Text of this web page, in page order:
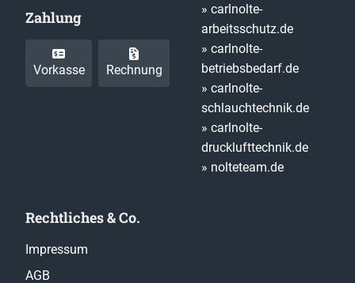
Zahlung
Vorkasse Rechnung
» carlnolte-
arbeitsschutz.de
» carlnolte-
betriebsbedarf.de
» carlnolte-
schlauchtechnik.de
» carlnolte-
drucklufttechnik.de
» nolteteam.de
Rechtliches & Co.
Impressum
AGB